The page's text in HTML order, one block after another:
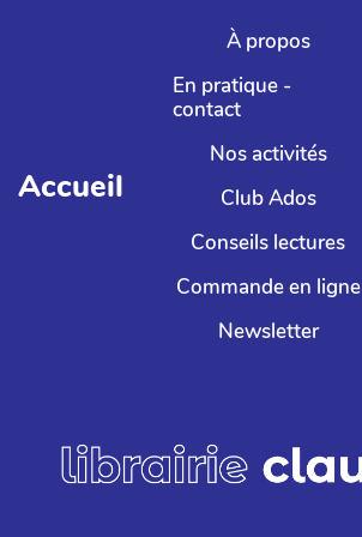
Aller au contenu principal
Accueil
À propos
En pratique -
contact
Nos activités
Club Ados
Conseils lectures
Commande en ligne
Newsletter